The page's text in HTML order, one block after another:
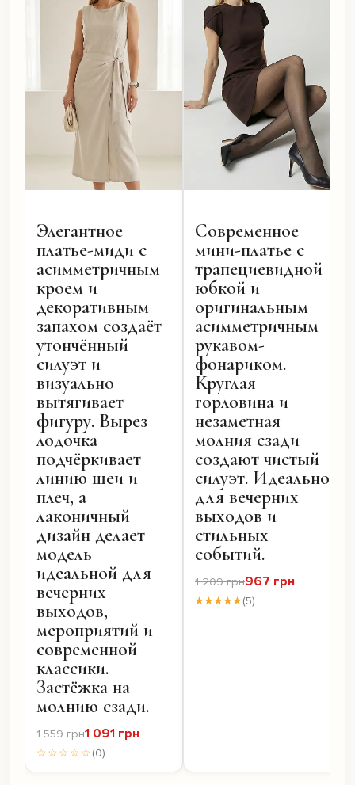
Элегантное
платье-миди с
асимметричным
кроем и
декоративным
запахом создаёт
утончённый
силуэт и
визуально
вытягивает
фигуру. Вырез
лодочка
подчёркивает
линию шеи и
плеч, а
лаконичный
дизайн делает
модель
идеальной для
вечерних
выходов,
мероприятий и
современной
классики.
Застёжка на
молнию сзади.
1 559 грн1 091 грн
☆☆☆☆☆(0)
Современное
мини-платье с
трапециевидной
юбкой и
оригинальным
асимметричным
рукавом-
фонариком.
Круглая
горловина и
незаметная
молния сзади
создают чистый
силуэт. Идеально
для вечерних
выходов и
стильных
событий.
1 209 грн967 грн
★★★★★(5)